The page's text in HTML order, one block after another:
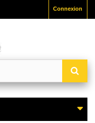
Connexion